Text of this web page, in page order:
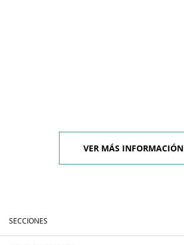
VER MÁS INFORMACIÓN
SECCIONES